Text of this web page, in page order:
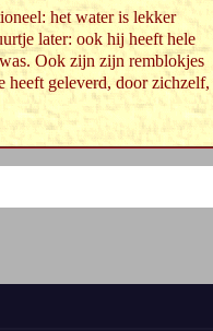
het water is lekker
later: ook hij heeft hele
Ook zijn zijn remblokjes
heeft geleverd, door zichzelf,